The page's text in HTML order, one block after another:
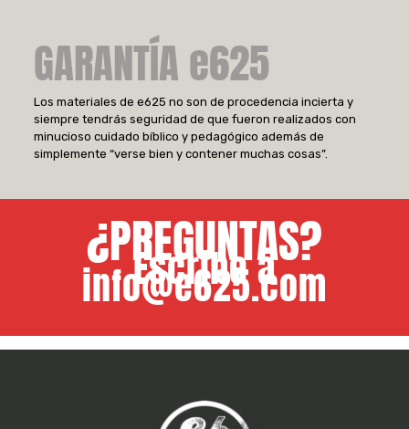
GARANTÍA e625
Los materiales de e625 no son de procedencia incierta y
siempre tendrás seguridad de que fueron realizados con
minucioso cuidado bíblico y pedagógico además de
simplemente “verse bien y contener muchas cosas”.
¿PREGUNTAS?
Escribe a
info@e625.com